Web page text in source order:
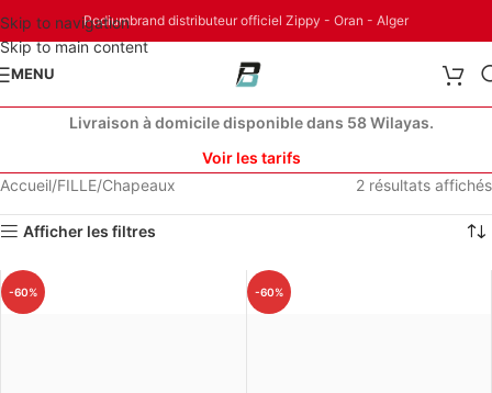
Skip to navigation
Skip to main content
Podiumbrand distributeur officiel Zippy - Oran - Alger
MENU
Livraison à domicile disponible dans 58 Wilayas.
Voir les tarifs
Accueil FILLE Chapeaux 2 résultats affichés
Afficher les filtres
-60% -60%